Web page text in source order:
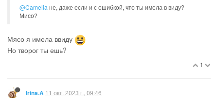
@Cameliaне, даже если и с ошибкой, что ты имела в виду?
Мисо?
Мясо я имела ввиду
Но творог ты ешь?
1
Irina.A 11 окт. 2023 г., 09:46